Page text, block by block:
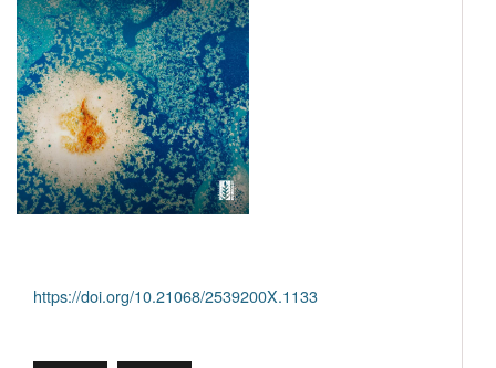
https://doi.org/10.21068/2539200X.1133